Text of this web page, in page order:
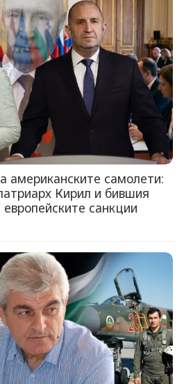
американските самолети:
Кирил и бившия
санкции